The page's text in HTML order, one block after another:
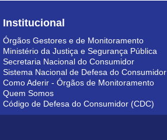
Institucional
Órgãos Gestores e de Monitoramento
Ministério da Justiça e Segurança Pública
Secretaria Nacional do Consumidor
Sistema Nacional de Defesa do Consumidor
Como Aderir - Órgãos de Monitoramento
Quem Somos
Código de Defesa do Consumidor (CDC)